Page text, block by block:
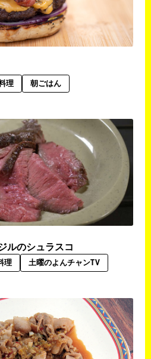
理 朝ごはん
ルのシュラスコ
理 土曜のよんチャンTV